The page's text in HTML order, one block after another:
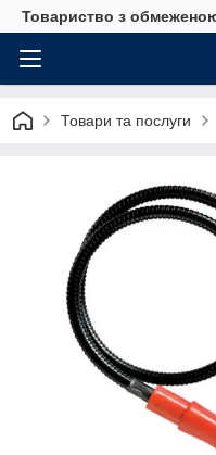
Товариство з
Товари та послуги